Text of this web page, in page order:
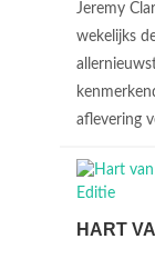
Jeremy
wekelijks
aflevering
HART